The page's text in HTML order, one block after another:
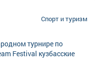
у
До встречи
Спорт и туризм